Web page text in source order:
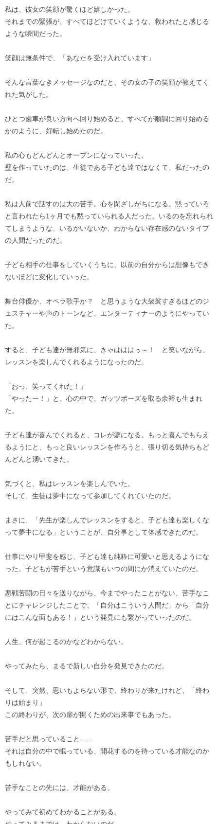
私は、彼女の笑顔が驚くほど嬉しかった。
それまでの緊張が、すべてほどけていくような、救われたと感じる
ような瞬間だった。
笑顔は無条件で、「あなたを受け入れています」
そんな言葉なきメッセージなのだと、その女の子の笑顔が教えてく
れた気がした。
ひとつ歯車が良い方向へ回り始めると、すべてが順調に回り始める
かのように、好転し始めたのだ。
私の心もどんどんとオープンになっていった。
壁を作っていたのは、生徒である子ども達ではなくて、私だったの
だ。
私は人前で話すのは大の苦手。心を閉ざしがちになる。黙っていろ
と言われたら1ヶ月でも黙っていられる人だった。いるのを忘れられ
てしまうような、いるかいないか、わからない存在感のないタイプ
の人間だったのだ。
子ども相手の仕事をしていくうちに、以前の自分からは想像もでき
ないほどに変化していった。
舞台俳優か、オペラ歌手か？ と思うような大袈裟すぎるほどのジ
ェスチャーや声のトーンなど、エンターティナーのようにやってい
た。
すると、子ども達が無邪気に、きゃはははっ～！ と笑いながら、
レッスンを楽しんでくれるようになったのだ。
「おっ、笑ってくれた！」
「やったー！」と、心の中で、ガッツポーズを取る余裕も生まれ
た。
子ども達が喜んでくれると、コレが癖になる。もっと喜んでもらえ
るようにと、もっと良いレッスンを作ろうと、張り切る気持ちもど
んどんと湧いてきた。
気づくと、私はレッスンを楽しんでいた。
そして、生徒は夢中になって参加してくれていたのだ。
まさに、「先生が楽しんでレッスンをすると、子ども達も楽しくな
って夢中になる」ということが、自分事として体感できたのだ。
仕事にやり甲斐を感じ、子ども達も純粋に可愛いと思えるようにな
った。子どもが苦手という意識もいつの間にか消えていたのだ。
悪戦苦闘の日々を送りながら、今までやったことがない、苦手なこ
とにチャレンジしたことで、「自分はこういう人間だ」から「自分
にはこんな面もある！」という発見にも繋がっていったのだ。
人生、何が起こるのかなどわからない。
やってみたら、まるで新しい自分を発見できたのだ。
そして、突然、思いもよらない形で、終わりが来たけれど、「終わ
りは始まり」
この終わりが、次の扉が開くための出来事でもあった。
苦手だと思っていること……
それは自分の中で眠っている、開花するのを待っている才能なのか
もしれない。
苦手なことの先には、才能がある。
やってみて初めてわかることがある。